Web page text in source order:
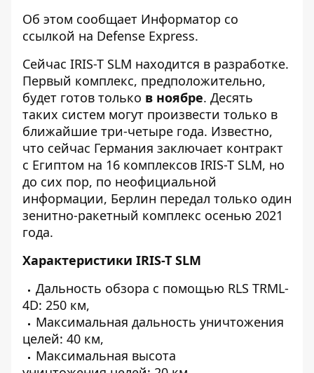
Об этом сообщает Информатор со
ссылкой на Defense Express.
Сейчас IRIS-T SLM находится в разработке.
Первый комплекс, предположительно,
будет готов только в ноябре. Десять
таких систем могут произвести только в
ближайшие три-четыре года. Известно,
что сейчас Германия заключает контракт
с Египтом на 16 комплексов IRIS-T SLM, но
до сих пор, по неофициальной
информации, Берлин передал только один
зенитно-ракетный комплекс осенью 2021
года.
Характеристики IRIS-T SLM
Дальность обзора с помощью RLS TRML-
4D: 250 км,
Максимальная дальность уничтожения
целей: 40 км,
Максимальная высота